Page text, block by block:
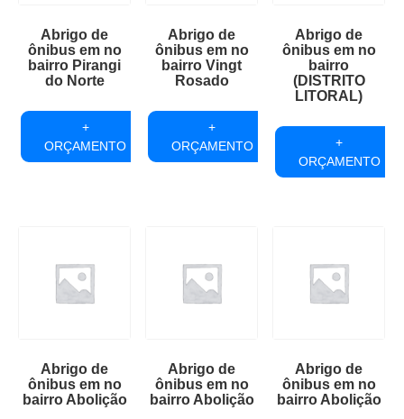
Abrigo de
ônibus em no
bairro Pirangi
do Norte
+
ORÇAMENTO
Abrigo de
ônibus em no
bairro Vingt
Rosado
+
ORÇAMENTO
Abrigo de
ônibus em no
bairro
(DISTRITO
LITORAL)
+
ORÇAMENTO
Abrigo de
ônibus em no
bairro Abolição
Abrigo de
ônibus em no
bairro Abolição
Abrigo de
ônibus em no
bairro Abolição